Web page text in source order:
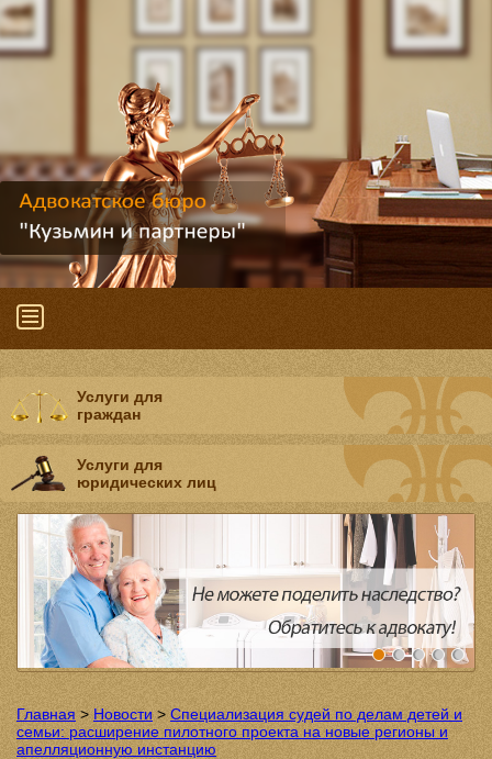
Главная > Новости>Специализация судей по делам детей и
семьи: расширение пилотного проекта на новые регионы и
апелляционную инстанцию
Услуги для
граждан
Услуги для
юридических лиц